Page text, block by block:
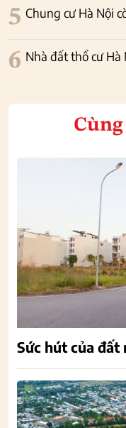
5 Chung cư Hà Nội
6 Nhà đất thổ cư Hà
Sức hút của đất